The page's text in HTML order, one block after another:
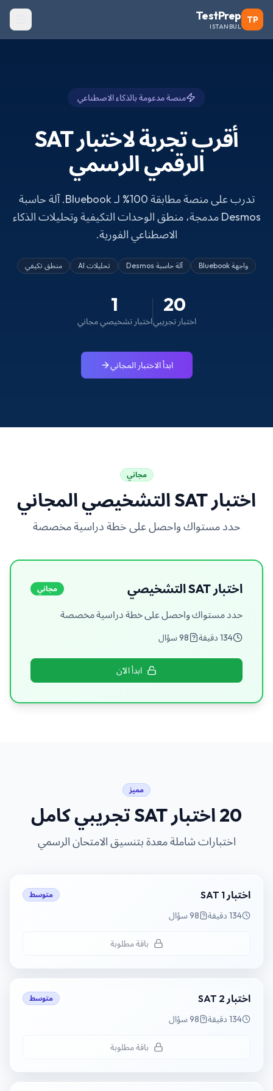
TP
TestPrep
ISTANBUL
منصة مدعومة بالذكاء الاصطناعي
أقرب تجربة لاختبار SAT
الرقمي الرسمي
تدرب على منصة مطابقة 100% لـ Bluebook. آلة حاسبة
Desmos مدمجة، منطق الوحدات التكيفية وتحليلات الذكاء
الاصطناعي الفورية.
واجهة Bluebook آلة حاسبة Desmos تحليلات AI منطق تكيفي
20
اختبار تجريبي
1
اختبار تشخيصي مجاني
ابدأ الاختبار المجاني
مجاني
اختبار SAT التشخيصي المجاني
حدد مستواك واحصل على خطة دراسية مخصصة
اختبار SAT التشخيصي مجاني
حدد مستواك واحصل على خطة دراسية مخصصة
134 دقيقة 98سؤال
ابدأ الآن
مميز
20 اختبار SAT تجريبي كامل
اختبارات شاملة معدة بتنسيق الامتحان الرسمي
اختبار SAT 1 متوسط
134 دقيقة 98 سؤال
باقة مطلوبة
اختبار SAT 2 متوسط
134 دقيقة 98 سؤال
باقة مطلوبة